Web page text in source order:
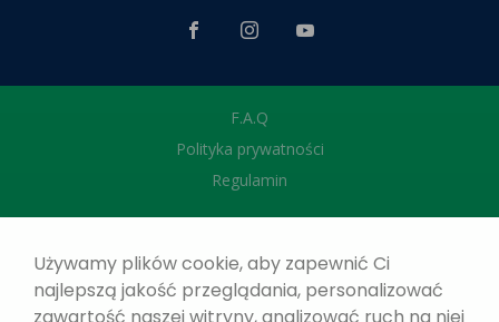
F.A.Q
Polityka prywatności
Regulamin
Używamy plików cookie, aby zapewnić Ci
najlepszą jakość przeglądania, personalizować